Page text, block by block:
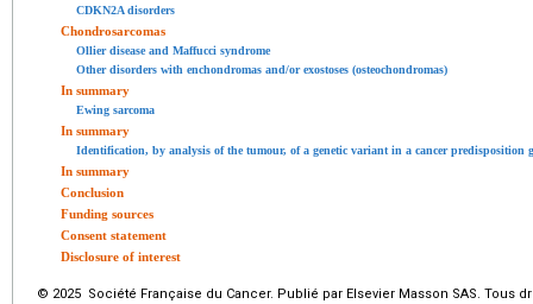
CDKN2A disorders
Chondrosarcomas
Ollier disease and Maffucci syndrome
Other disorders with enchondromas and/or exostoses (osteochondromas)
In summary
Ewing sarcoma
In summary
Identification, by analysis of the tumour, of a genetic variant in a cancer predisposition
In summary
Conclusion
Funding sources
Consent statement
Disclosure of interest
© 2025 Société Française du Cancer. Publié par Elsevier Masson SAS. Tous